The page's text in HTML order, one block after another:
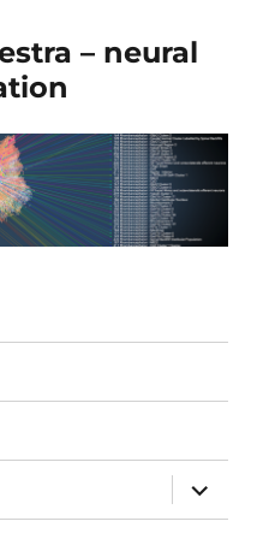
– neural
expand
child
menu